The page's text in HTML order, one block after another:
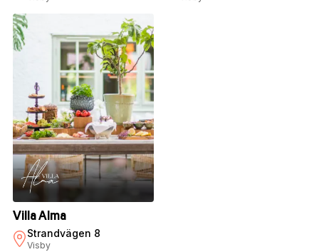
Villa Alma
Strandvägen 8
Visby